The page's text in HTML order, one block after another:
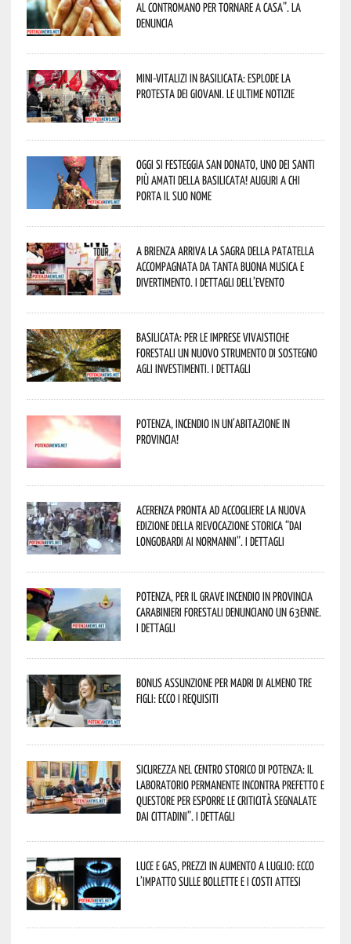
al contromano per tornare a casa”. La
denuncia
Mini-vitalizi in Basilicata: esplode la
protesta dei giovani. Le ultime notizie
Oggi si festeggia San Donato, uno dei Santi
più amati della Basilicata! Auguri a chi
porta il suo nome
A Brienza arriva la Sagra della Patatella
accompagnata da tanta buona musica e
divertimento. I dettagli dell’evento
Basilicata: per le imprese vivaistiche
forestali un nuovo strumento di sostegno
agli investimenti. I dettagli
Potenza, incendio in un’abitazione in
provincia!
Acerenza pronta ad accogliere la nuova
edizione della rievocazione storica “Dai
Longobardi ai Normanni”. I dettagli
Potenza, per il grave incendio in Provincia
Carabinieri forestali denunciano un 63enne.
I dettagli
Bonus assunzione per madri di almeno tre
figli: ecco i requisiti
Sicurezza nel Centro Storico di Potenza: il
Laboratorio Permanente incontra Prefetto e
Questore per esporre le criticità segnalate
dai cittadini”. I dettagli
Luce e gas, prezzi in aumento a luglio: ecco
l’impatto sulle bollette e i costi attesi